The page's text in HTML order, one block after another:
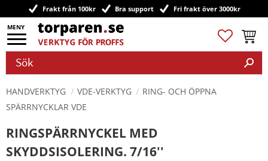
Meny
Frakt från 100kr Bra support Fri frakt över 3000kr
Favoriter
HANDVERKTYG VDE-VERKTYG
RING- OCH ÖPPNA
SPÄRRNYCKLAR VDE
RINGSPÄRRNYCKEL MED
SKYDDSISOLERING. 7/16''